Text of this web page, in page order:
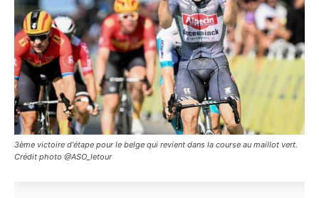
3ème victoire d'étape pour le belge qui revient dans la course au maillot vert.
Crédit photo @ASO_letour